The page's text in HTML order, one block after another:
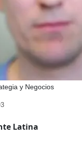
y Negocios
Latina